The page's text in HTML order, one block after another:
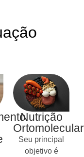
Nutrição
Ortomolecular
Seu principal
objetivo é